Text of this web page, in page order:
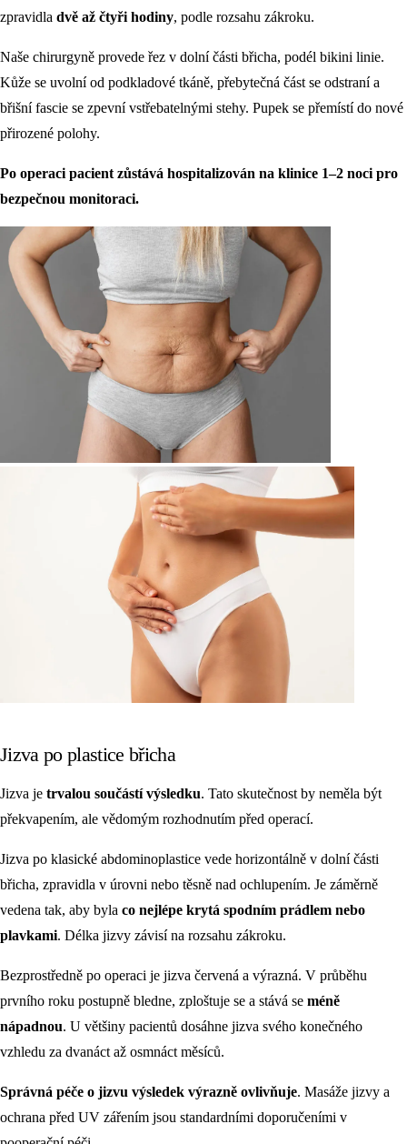
zpravidla dvě až čtyři hodiny, podle rozsahu zákroku.
Naše chirurgyně provede řez v dolní části břicha, podél bikini linie.
Kůže se uvolní od podkladové tkáně, přebytečná část se odstraní a
břišní fascie se zpevní vstřebatelnými stehy. Pupek se přemístí do nové
přirozené polohy.
Po operaci pacient zůstává hospitalizován na klinice 1–2 noci pro
bezpečnou monitoraci.
Jizva po plastice břicha
Jizva je trvalou součástí výsledku. Tato skutečnost by neměla být
překvapením, ale vědomým rozhodnutím před operací.
Jizva po klasické abdominoplastice vede horizontálně v dolní části
břicha, zpravidla v úrovni nebo těsně nad ochlupením. Je záměrně
vedena tak, aby byla co nejlépe krytá spodním prádlem nebo
plavkami. Délka jizvy závisí na rozsahu zákroku.
Bezprostředně po operaci je jizva červená a výrazná. V průběhu
prvního roku postupně bledne, zploštuje se a stává se méně
nápadnou. U většiny pacientů dosáhne jizva svého konečného
vzhledu za dvanáct až osmnáct měsíců.
Správná péče o jizvu výsledek výrazně ovlivňuje. Masáže jizvy a
ochrana před UV zářením jsou standardními doporučeními v